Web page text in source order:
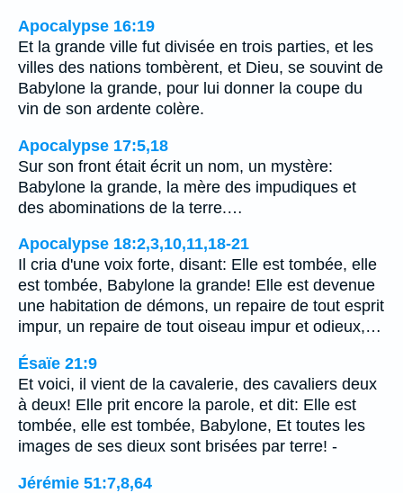
Apocalypse 16:19
Et la grande ville fut divisée en trois parties, et les
villes des nations tombèrent, et Dieu, se souvint de
Babylone la grande, pour lui donner la coupe du
vin de son ardente colère.
Apocalypse 17:5,18
Sur son front était écrit un nom, un mystère:
Babylone la grande, la mère des impudiques et
des abominations de la terre.…
Apocalypse 18:2,3,10,11,18-21
Il cria d'une voix forte, disant: Elle est tombée, elle
est tombée, Babylone la grande! Elle est devenue
une habitation de démons, un repaire de tout esprit
impur, un repaire de tout oiseau impur et odieux,…
Ésaïe 21:9
Et voici, il vient de la cavalerie, des cavaliers deux
à deux! Elle prit encore la parole, et dit: Elle est
tombée, elle est tombée, Babylone, Et toutes les
images de ses dieux sont brisées par terre! -
Jérémie 51:7,8,64